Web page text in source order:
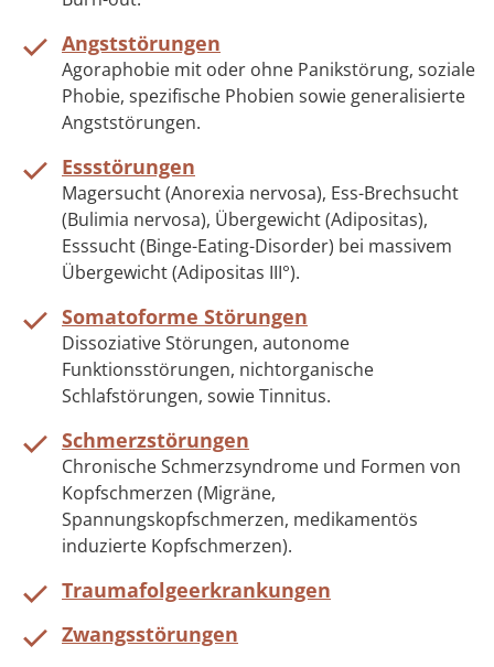
Angststörungen
Agoraphobie mit oder ohne Panikstörung, soziale
Phobie, spezifische Phobien sowie generalisierte
Angststörungen.
Essstörungen
Magersucht (Anorexia nervosa), Ess-Brechsucht
(Bulimia nervosa), Übergewicht (Adipositas),
Esssucht (Binge-Eating-Disorder) bei massivem
Übergewicht (Adipositas III°).
Somatoforme Störungen
Dissoziative Störungen, autonome
Funktionsstörungen, nichtorganische
Schlafstörungen, sowie Tinnitus.
Schmerzstörungen
Chronische Schmerzsyndrome und Formen von
Kopfschmerzen (Migräne,
Spannungskopfschmerzen, medikamentös
induzierte Kopfschmerzen).
Traumafolgeerkrankungen
Zwangsstörungen